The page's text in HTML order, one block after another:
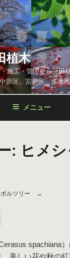
植木
施工・管理なら三田
原区、宮前区、多摩
メニュー
: ヒメ
ルツリー →
spachiana
美しい花や秋の